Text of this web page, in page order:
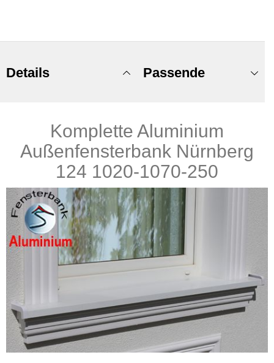
Details
Komplette Aluminium
Außenfensterbank Nürnberg
124 1020-1070-250
Passende
Produkte